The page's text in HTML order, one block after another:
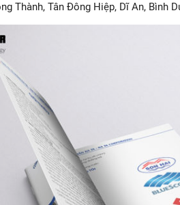
Thành, Tân Đông Hiệp, Dĩ An, Bình